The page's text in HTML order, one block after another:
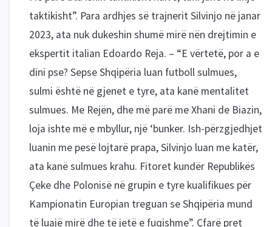
taktikisht”. Para ardhjes së trajnerit Silvinjo në janar
2023, ata nuk dukeshin shumë mirë nën drejtimin e
ekspertit italian Edoardo Reja. – “E vërtetë, por a e
dini pse? Sepse Shqipëria luan futboll sulmues,
sulmi është në gjenet e tyre, ata kanë mentalitet
sulmues. Me Rejën, dhe më parë me Xhani de Biazin,
loja ishte më e mbyllur, një ‘bunker. Ish-përzgjedhjet
luanin me pesë lojtarë prapa, Silvinjo luan me katër,
ata kanë sulmues krahu. Fitoret kundër Republikës
Çeke dhe Polonisë në grupin e tyre kualifikues për
Kampionatin Europian treguan se Shqipëria mund
të luajë mirë dhe të jetë e fuqishme”. Çfarë pret